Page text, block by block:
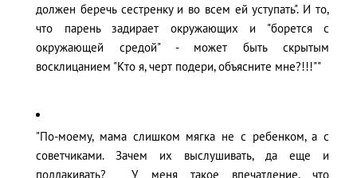
должен беречь сестренку и во всем ей уступать". И то,
что парень задирает окружающих и "борется с
окружающей средой" - может быть скрытым
восклицанием "Кто я, черт подери, объясните мне?!!!""
"По-моему, мама слишком мягка не с ребенком, а с
советчиками. Зачем их выслушивать, да еще и
поддакивать? У меня такое впечатление, что